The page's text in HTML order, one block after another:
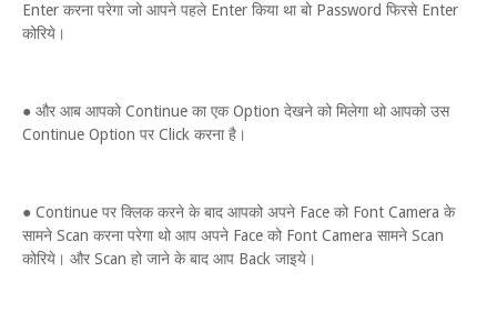
Enter करना परेगा जो आपने पहले Enter किया था बो Password फिरसे Enter
कोरिये।
● और आब आपको Continue का एक Option देखने को मिलेगा थो आपको उस
Continue Option पर Click करना है।
● Continue पर क्लिक करने के बाद आपको अपने Face को Font Camera के
सामने Scan करना परेगा थो आप अपने Face को Font Camera सामने Scan
कोरिये। और Scan हो जाने के बाद आप Back जाइये।